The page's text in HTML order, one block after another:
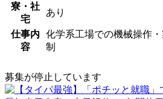
寮・社
宅
あり
仕事内
容
化学系工場での機械操作
制
募集が停止しています